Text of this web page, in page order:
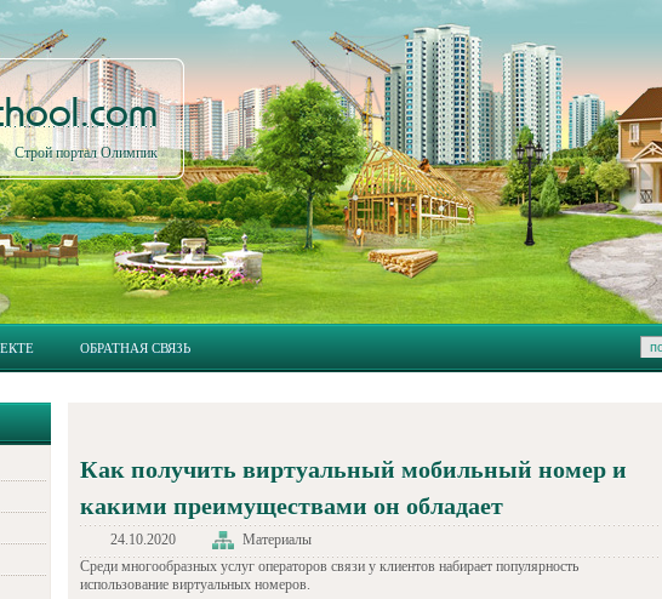
Строй портал Олимпик
ОБРАТНАЯ СВЯЗЬ
Как получить виртуальный мобильный номер и
какими преимуществами он обладает
24.10.2020
Материалы
Среди многообразных услуг операторов связи у клиентов набирает популярность
использование виртуальных номеров.